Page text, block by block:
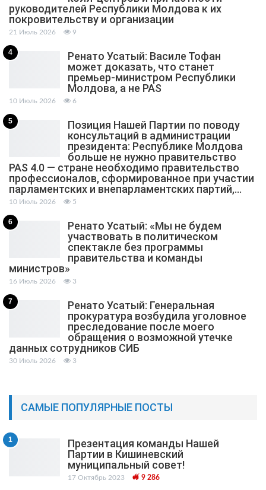
руководителей Республики Молдова к их
покровительству и организации
21 Июль 2026 9
4
Ренато Усатый: Василе Тофан
может доказать, что станет
премьер-министром Республики
Молдова, а не PAS
10 Июль 2026 6
5
Позиция Нашей Партии по поводу
консультаций в администрации
президента: Республике Молдова
больше не нужно правительство
PAS 4.0 — стране необходимо правительство
профессионалов, сформированное при участии
парламентских и внепарламентских партий,…
10 Июль 2026 5
6
Ренато Усатый: «Мы не будем
участвовать в политическом
спектакле без программы
правительства и команды
министров»
16 Июль 2026 3
7
Ренато Усатый: Генеральная
прокуратура возбудила уголовное
преследование после моего
обращения о возможной утечке
данных сотрудников СИБ
30 Июль 2026 3
САМЫЕ ПОПУЛЯРНЫЕ ПОСТЫ
1
Презентация команды Нашей
Партии в Кишиневский
муниципальный cовет!
17 Октябрь 2023 9 286